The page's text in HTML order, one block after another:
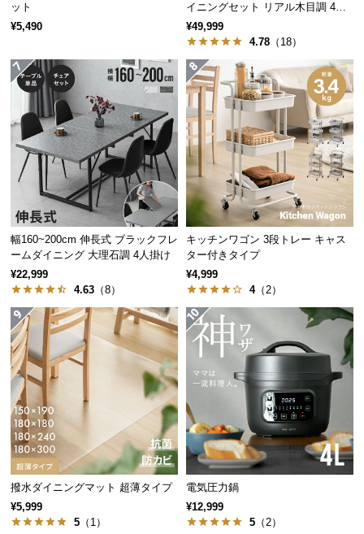
せ
ブ
企
業
錆びを防ぐエポキシ樹脂粉体塗装
スチールには水道管や航空機内部と同じエポキシ樹
脂粉体塗装を施工。優れた耐食性で錆びや腐食を防
ぎます。
木目の美しい表情
ット
¥5,490
イニングセット リアル木目調 4人
掛け チェア4脚セット
¥49,999
4.78 （18）
幅160~200cm 伸長式 ブラックフレ
ームダイニング 大理石調 4人掛け
¥22,999
4.63 （8）
キッチンワゴン 3段トレー キャス
ター付きタイプ
¥4,999
4（2）
撥水ダイニングマット 超薄タイプ
¥5,999
5 （1）
電気圧力鍋
¥12,999
5 （2）